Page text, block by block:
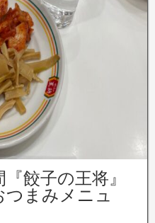
『餃子の王将』
つまみメニュ